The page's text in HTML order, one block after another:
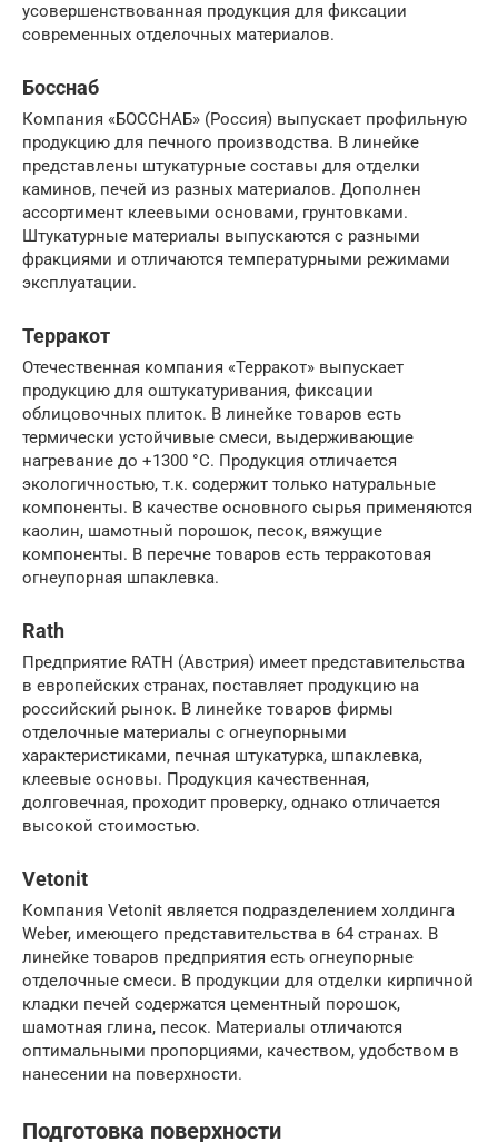
усовершенствованная продукция для фиксации
современных отделочных материалов.
Босснаб
Компания «БОССНАБ» (Россия) выпускает профильную
продукцию для печного производства. В линейке
представлены штукатурные составы для отделки
каминов, печей из разных материалов. Дополнен
ассортимент клеевыми основами, грунтовками.
Штукатурные материалы выпускаются с разными
фракциями и отличаются температурными режимами
эксплуатации.
Терракот
Отечественная компания «Терракот» выпускает
продукцию для оштукатуривания, фиксации
облицовочных плиток. В линейке товаров есть
термически устойчивые смеси, выдерживающие
нагревание до +1300 °С. Продукция отличается
экологичностью, т.к. содержит только натуральные
компоненты. В качестве основного сырья применяются
каолин, шамотный порошок, песок, вяжущие
компоненты. В перечне товаров есть терракотовая
огнеупорная шпаклевка.
Rath
Предприятие RATH (Австрия) имеет представительства
в европейских странах, поставляет продукцию на
российский рынок. В линейке товаров фирмы
отделочные материалы с огнеупорными
характеристиками, печная штукатурка, шпаклевка,
клеевые основы. Продукция качественная,
долговечная, проходит проверку, однако отличается
высокой стоимостью.
Vetonit
Компания Vetonit является подразделением холдинга
Weber, имеющего представительства в 64 странах. В
линейке товаров предприятия есть огнеупорные
отделочные смеси. В продукции для отделки кирпичной
кладки печей содержатся цементный порошок,
шамотная глина, песок. Материалы отличаются
оптимальными пропорциями, качеством, удобством в
нанесении на поверхности.
Подготовка поверхности